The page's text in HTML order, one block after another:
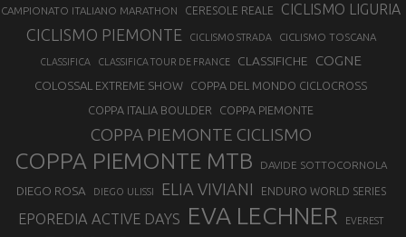
CAMPIONATO ITALIANO MARATHON CERESOLE REALE CICLISMO LIGURIA
CICLISMO PIEMONTE CICLISMO STRADA CICLISMO TOSCANA
CLASSIFICA CLASSIFICA TOUR DE FRANCE CLASSIFICHE COGNE
COLOSSAL EXTREME SHOW
COPPA DEL MONDO CICLOCROSS
COPPA ITALIA BOULDER
COPPA PIEMONTE
COPPA PIEMONTE CICLISMO
COPPA PIEMONTE MTB DAVIDE SOTTOCORNOLA
DIEGO ROSA DIEGO ULISSI ELIA VIVIANI ENDURO WORLD SERIES
EPOREDIA ACTIVE DAYS EVA LECHNER EVEREST